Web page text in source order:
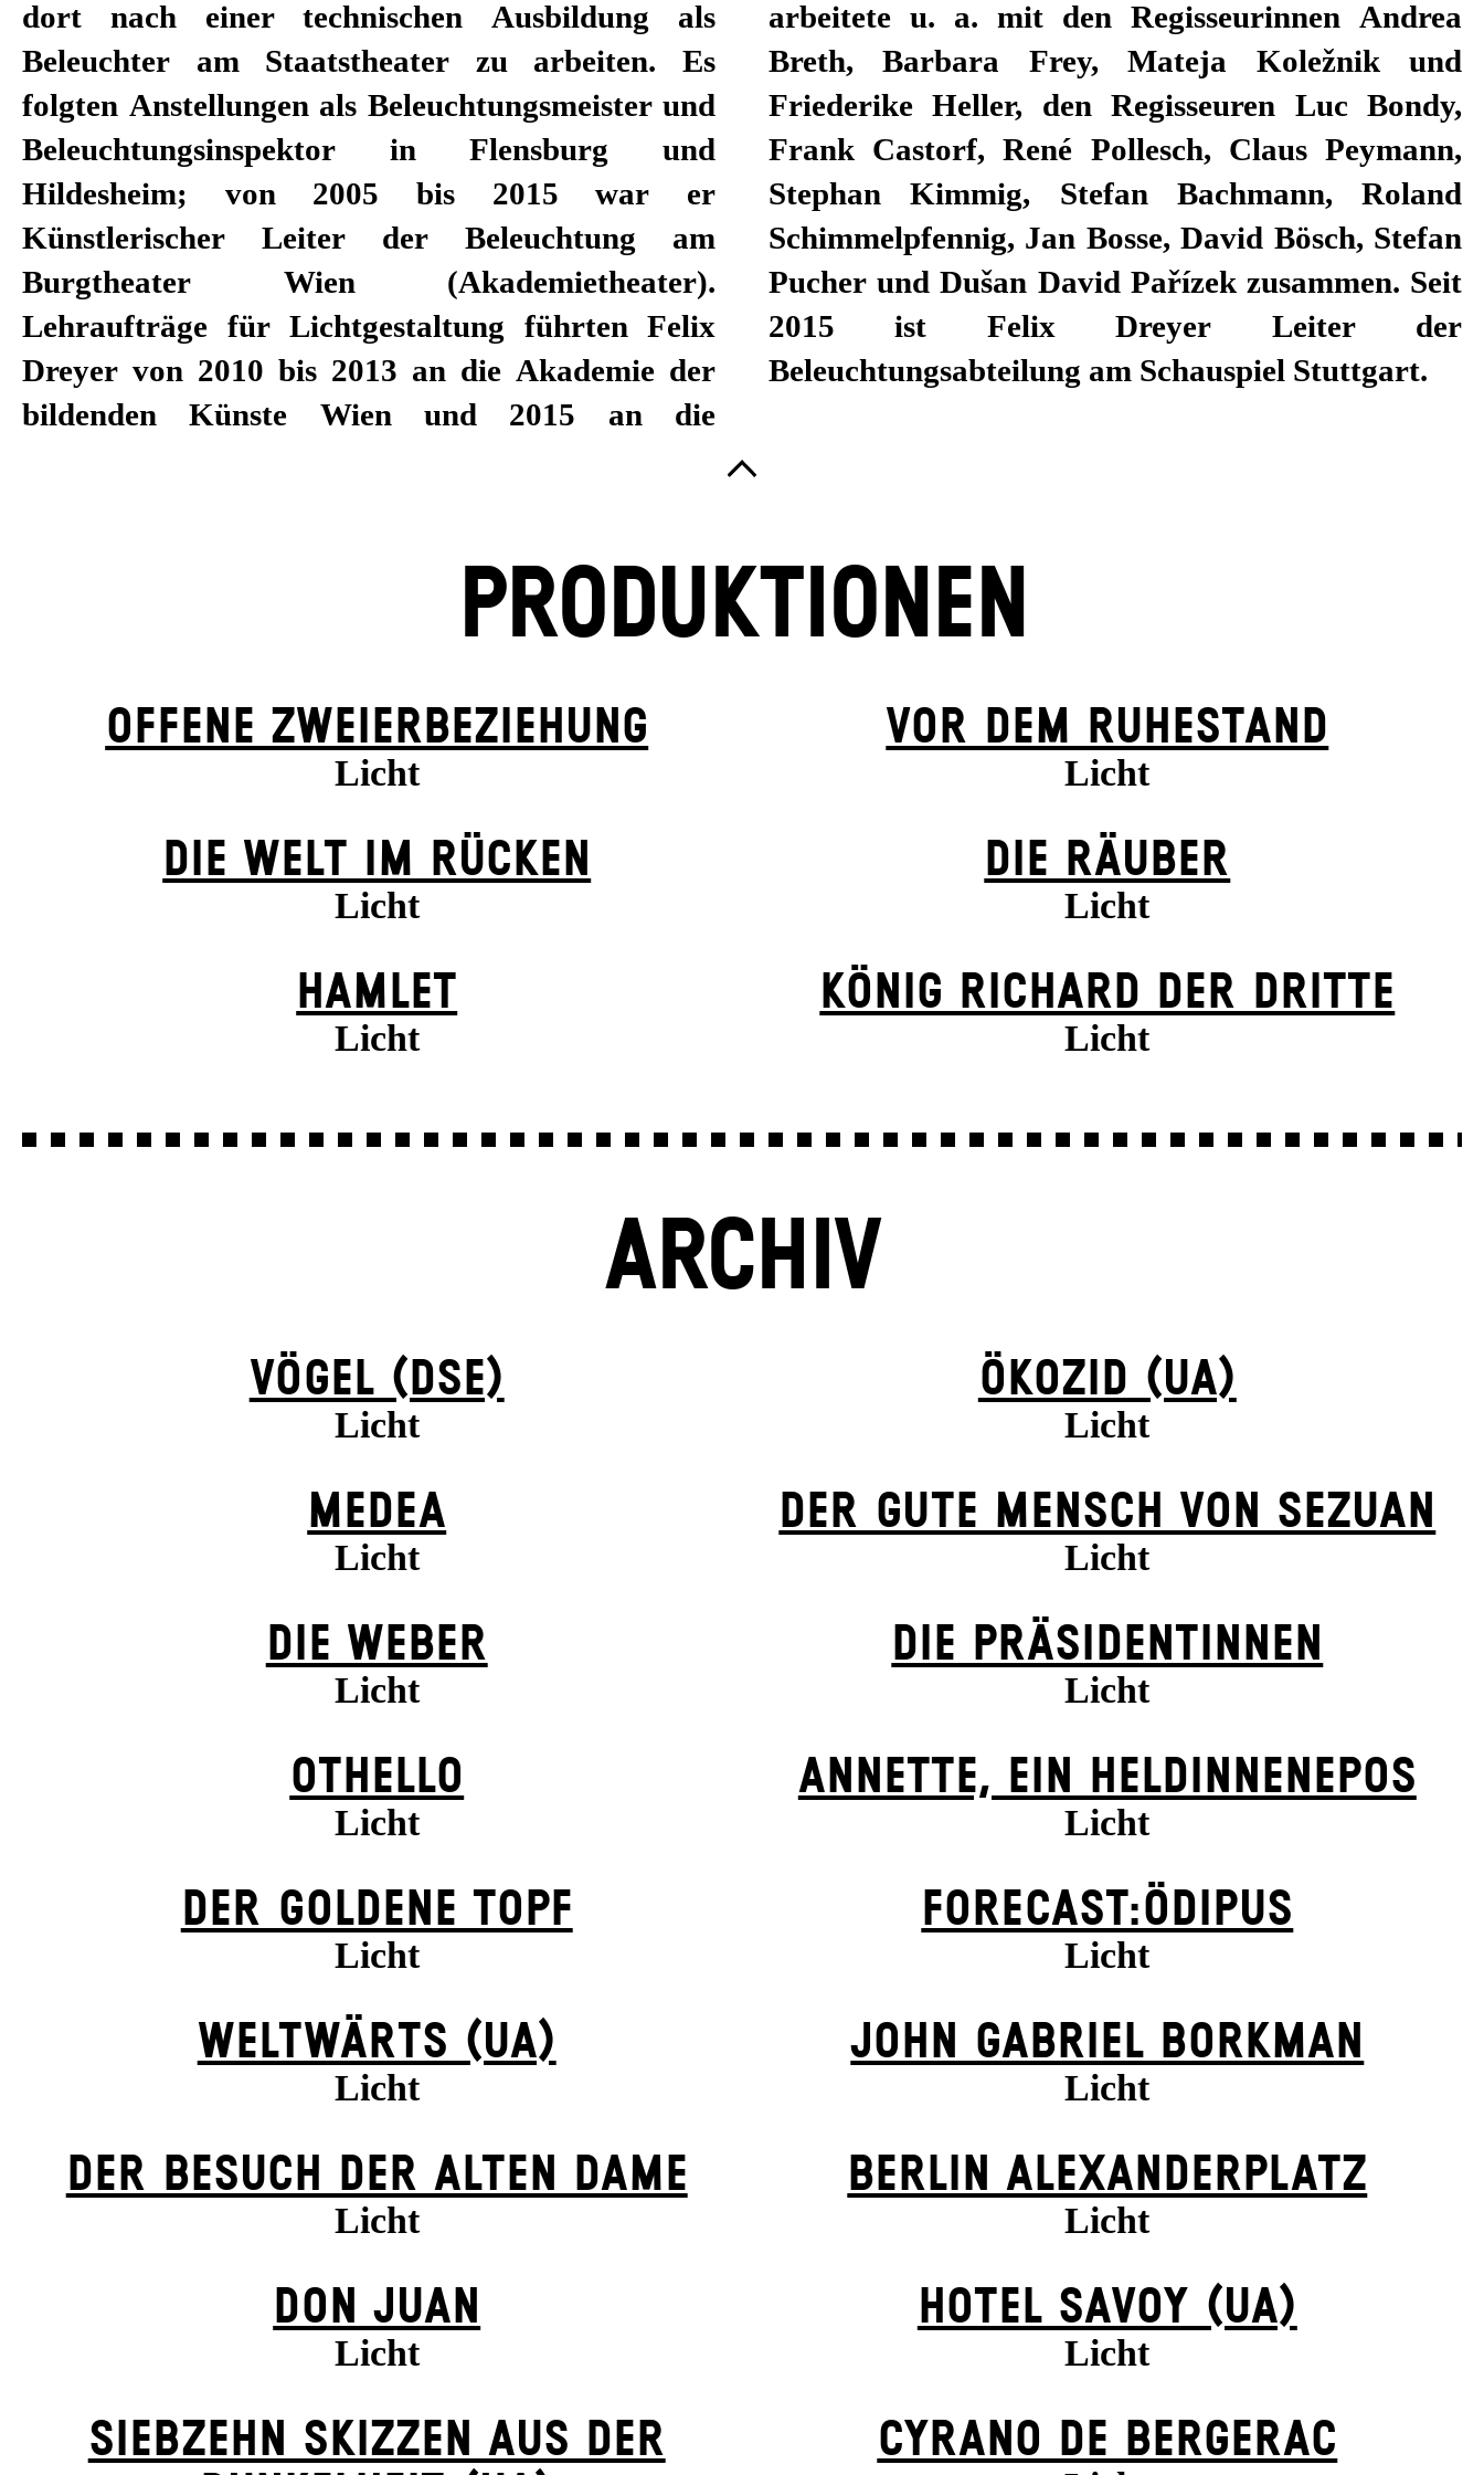
dort nach einer technischen Ausbildung als
Beleuchter am Staatstheater zu arbeiten. Es
folgten Anstellungen als Beleuchtungsmeister und
Beleuchtungsinspektor in Flensburg und
Hildesheim; von 2005 bis 2015 war er
Künstlerischer Leiter der Beleuchtung am
Burgtheater Wien (Akademietheater).
Lehraufträge für Lichtgestaltung führten Felix
Dreyer von 2010 bis 2013 an die Akademie der
bildenden Künste Wien und 2015 an die
arbeitete u. a. mit den Regisseurinnen Andrea
Breth, Barbara Frey, Mateja Koležnik und
Friederike Heller, den Regisseuren Luc Bondy,
Frank Castorf, René Pollesch, Claus Peymann,
Stephan Kimmig, Stefan Bachmann, Roland
Schimmelpfennig, Jan Bosse, David Bösch, Stefan
Pucher und Dušan David Pařízek zusammen. Seit
2015 ist Felix Dreyer Leiter der
Beleuchtungsabteilung am Schauspiel Stuttgart.
PRODUKTIONEN
OFFENE ZWEIER­BEZIEHUNG
Licht
DIE WELT IM RÜCKEN
Licht
HAMLET
Licht
VOR DEM RUHESTAND
Licht
DIE RÄUBER
Licht
KÖNIG RICHARD DER DRITTE
Licht
ARCHIV
VÖGEL (DSE)
Licht
MEDEA
Licht
DIE WEBER
Licht
OTHELLO
Licht
DER GOLDENE TOPF
Licht
WELTWÄRTS (UA)
Licht
DER BE­SUCH DER ALT­EN DA­ME
Licht
DON JUAN
Licht
SIEBZEHN SKIZZEN AUS DER
ÖKOZID (UA)
Licht
DER GUTE MENSCH VON SEZUAN
Licht
DIE PRÄSI­DENT­INNEN
Licht
ANNETTE, EIN HELDINNENEPOS
Licht
FORECAST:ÖDIPUS
Licht
JOHN GABRIEL BORKMAN
Licht
BERLIN ALEXANDER­PLATZ
Licht
HOTEL SAVOY (UA)
Licht
CYRANO DE BERGERAC